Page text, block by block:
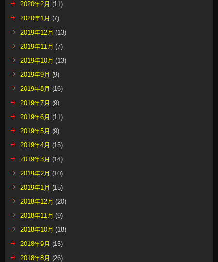
2020年2月 (11)
2020年1月 (7)
2019年12月 (13)
2019年11月 (7)
2019年10月 (13)
2019年9月 (9)
2019年8月 (16)
2019年7月 (9)
2019年6月 (11)
2019年5月 (9)
2019年4月 (15)
2019年3月 (14)
2019年2月 (10)
2019年1月 (15)
2018年12月 (20)
2018年11月 (9)
2018年10月 (18)
2018年9月 (15)
2018年8月 (26)